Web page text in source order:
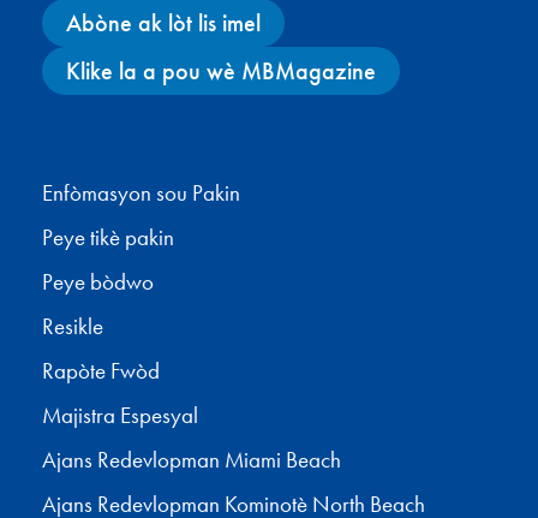
Abòne ak lòt lis imel
Klike la a pou wè MBMagazine
Enfòmasyon sou Pakin
Peye tikè pakin
Peye bòdwo
Resikle
Rapòte Fwòd
Majistra Espesyal
Ajans Redevlopman Miami Beach
Ajans Redevlopman Kominotè North Beach